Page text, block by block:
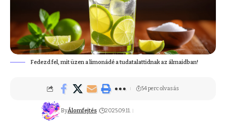
Fedezd fel, mit üzen a limonádé a tudatalattidnak az álmaidban!
ByÁlomfejtés 2025.09.11.
54 perc olvasás